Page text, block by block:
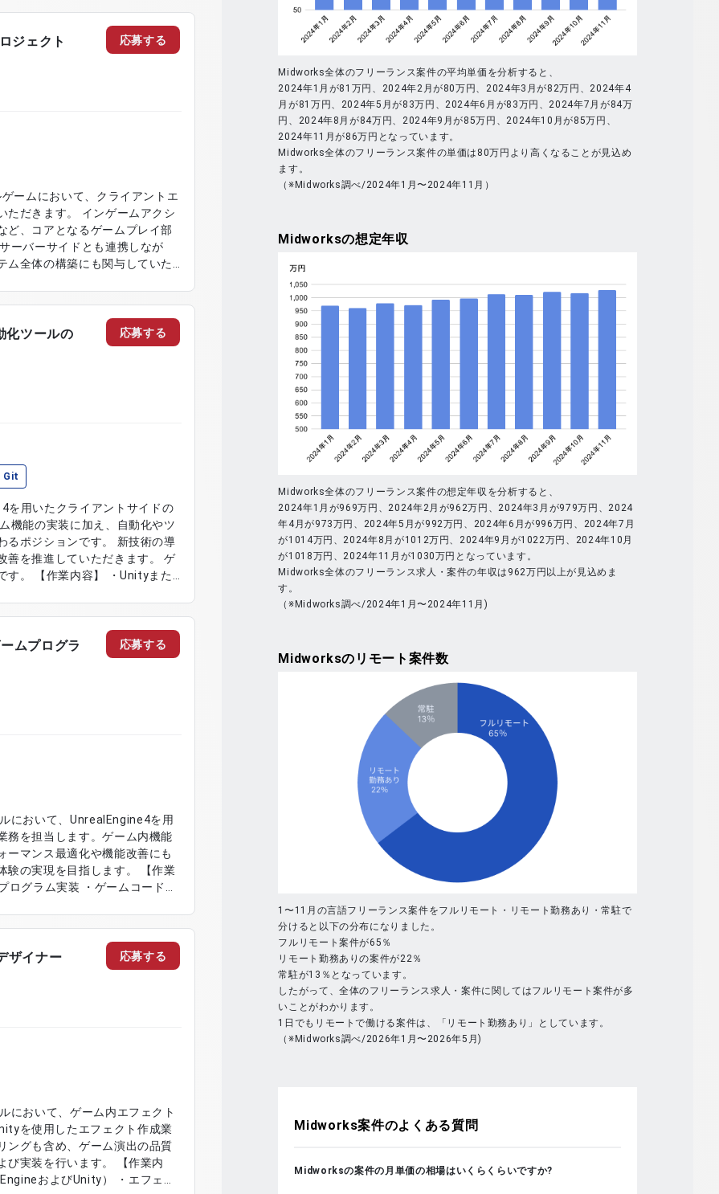
業
ジェクト
ームにおいて、クライアントエ
ただきます。 インゲームアクシ
ど、コアとなるゲームプレイ部
ーバーサイドとも連携しなが
ム全体の構築にも関与していた
Serverを用いたリアルタイ
る各種ツール開発サポート
応募する
化ツールの
Git
を用いたクライアントサイドの
機能の実装に加え、自動化やツ
るポジションです。 新技術の導
善を推進していただきます。 ゲ
また
応募する
ムプログラ
において、UnrealEngine4を用
務を担当します。ゲーム内機能
ーマンス最適化や機能改善にも
実現を目指します。 【作業
グラム実装 ・ゲームコードの
応募する
ザイナー
において、ゲーム内エフェクト
を使用したエフェクト作成業
ングも含め、ゲーム演出の品質
を行います。 【作業内
およびUnity） ・エフェク
応募する
Midworks全体のフリーランス案件の平均単価を分析すると、
2024年1月が81万円、2024年2月が80万円、2024年3月が82万円、2024年4
月が81万円、2024年5月が83万円、2024年6月が83万円、2024年7月が84万
円、2024年8月が84万円、2024年9月が85万円、2024年10月が85万円、
2024年11月が86万円となっています。
Midworks全体のフリーランス案件の単価は80万円より高くなることが見込め
ます。
（※Midworks調べ/2024年1月〜2024年11月）
Midworksの想定年収
Midworks全体のフリーランス案件の想定年収を分析すると、
2024年1月が969万円、2024年2月が962万円、2024年3月が979万円、2024
年4月が973万円、2024年5月が992万円、2024年6月が996万円、2024年7月
が1014万円、2024年8月が1012万円、2024年9月が1022万円、2024年10月
が1018万円、2024年11月が1030万円となっています。
Midworks全体のフリーランス求人・案件の年収は962万円以上が見込めま
す。
（※Midworks調べ/2024年1月〜2024年11月)
Midworksのリモート案件数
1〜11月の言語フリーランス案件をフルリモート・リモート勤務あり・常駐で
分けると以下の分布になりました。
フルリモート案件が65％
リモート勤務ありの案件が22％
常駐が13％となっています。
したがって、全体のフリーランス求人・案件に関してはフルリモート案件が多
いことがわかります。
1日でもリモートで働ける案件は、「リモート勤務あり」としています。
（※Midworks調べ/2026年1月〜2026年5月)
Midworks案件のよくある質問
Midworksの案件の月単価の相場はいくらくらいですか?